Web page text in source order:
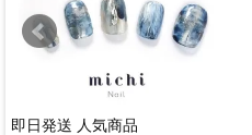
即日発送 人気商品